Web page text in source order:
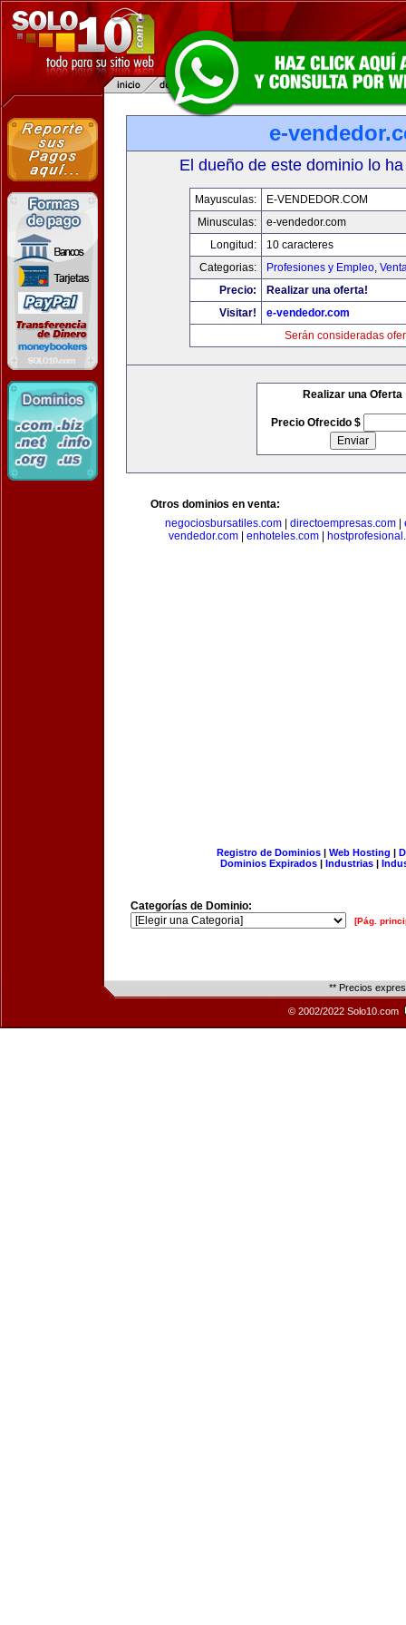
e-
El dueño de este dominio lo
Mayusculas:
E-VENDEDOR.COM
Minusculas:
e-vendedor.com
Longitud:
10 caracteres
Categorias:
Profesiones y Empleo,
Precio:
Realizar una oferta!
Visitar!
e-vendedor.com
Serán consideradas
Realizar una Oferta
Precio Ofrecido $
Otros dominios en venta:
negociosbursatiles.com
directoempresas.com
vendedor.com
enhoteles.com
Registro de Dominios| Web Hosting |
Dominios Expirados | Industrias |
Categorías de Dominio:
[Pág.
** Precios
© 2002/2022 Solo10.com